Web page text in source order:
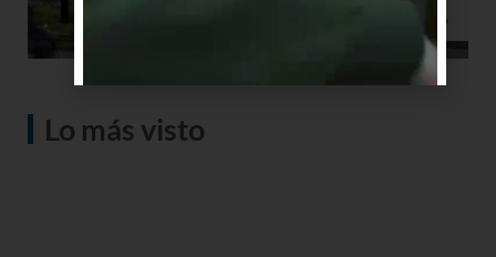
Lo más visto